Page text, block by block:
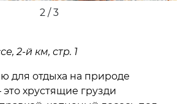
2 / 3
2-й км, стр. 1
для отдыха на природе
хрустящие грузди